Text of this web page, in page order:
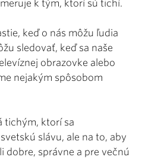
k tým, ktorí sú tichí.
keď o nás môžu ľudia
sledovať, keď sa naše
obrazovke alebo
nejakým spôsobom
tichým, ktorí sa
slávu, ale na to, aby
dobre, správne a pre večnú